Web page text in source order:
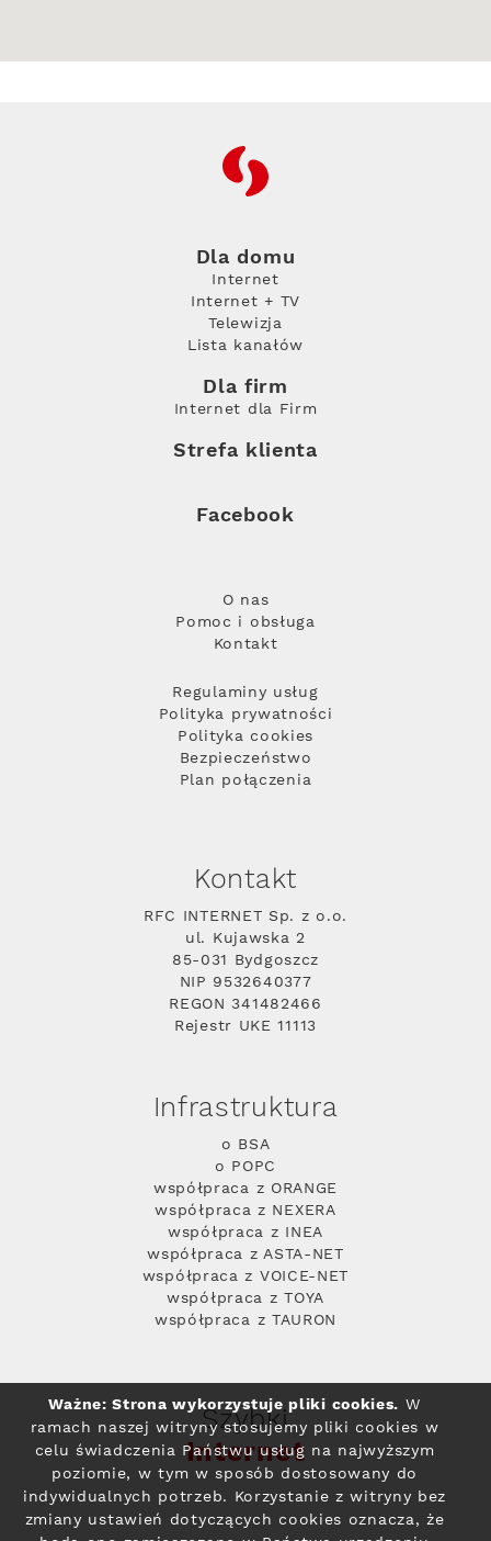
RFC
Dla domu
Internet
Internet + TV
Telewizja
Lista kanałów
Dla firm
Internet dla Firm
Strefa klienta
Facebook
O nas
Pomoc i obsługa
Kontakt
Regulaminy usług
Polityka prywatności
Polityka cookies
Bezpieczeństwo
Plan połączenia
Kontakt
RFC INTERNET Sp. z o.o.
ul. Kujawska 2
85-031 Bydgoszcz
NIP 9532640377
REGON 341482466
Rejestr UKE 11113
Infrastruktura
o BSA
o POPC
współpraca z ORANGE
współpraca z NEXERA
współpraca z INEA
współpraca z ASTA-NET
współpraca z VOICE-NET
współpraca z TOYA
współpraca z TAURON
Szybki
Internet
Ważne: Strona wykorzystuje pliki cookies. W
ramach naszej witryny stosujemy pliki cookies w
celu świadczenia Państwu usług na najwyższym
poziomie, w tym w sposób dostosowany do
indywidualnych potrzeb. Korzystanie z witryny bez
zmiany ustawień dotyczących cookies oznacza, że